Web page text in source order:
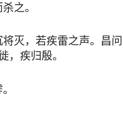
之。
灭，若疾雷之声。昌问
，疾归殷。